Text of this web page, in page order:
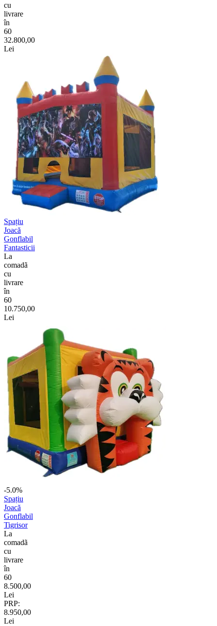
cu
livrare
în
60
32.800,00
Lei
Spațiu
Joacă
Gonflabil
Fantasticii
La
comadã
cu
livrare
în
60
10.750,00
Lei
-5.0%
Spațiu
Joacă
Gonflabil
Tigrisor
La
comadã
cu
livrare
în
60
8.500,00
Lei
PRP:
8.950,00
Lei